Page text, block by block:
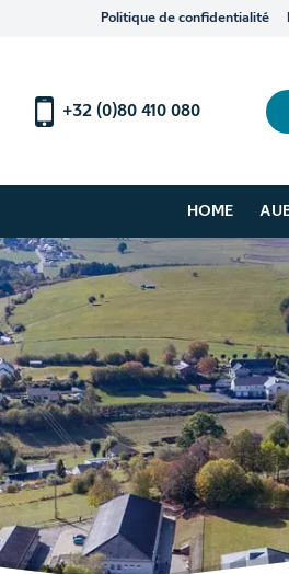
Politique de confidentialité
+32 (0)80 410 080
HOME